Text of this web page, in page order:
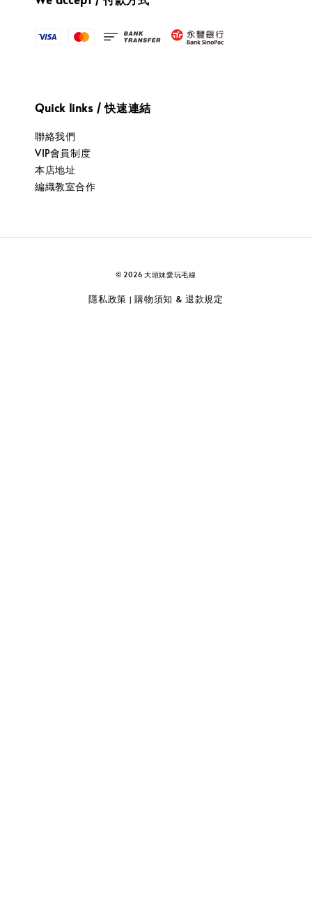
Quick links / 快速連結
聯絡我們
VIP會員制度
本店地址
編織教室合作
© 2026 大頭妹愛玩毛線
隱私政策 |購物須知 & 退款規定